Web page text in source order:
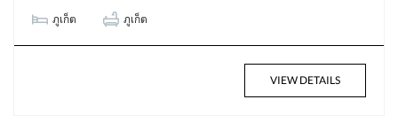
ภูเก็ต ภูเก็ต
VIEW DETAILS